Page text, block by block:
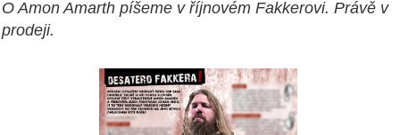
O Amon Amarth píšeme v říjnovém Fakkerovi. Právě v
prodeji.